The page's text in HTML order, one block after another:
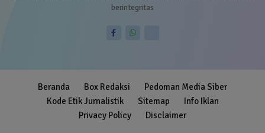
berintegritas
Beranda Box Redaksi
Pedoman Media Siber
Kode Etik Jurnalistik
Sitemap
Info Iklan
Privacy Policy
Disclaimer